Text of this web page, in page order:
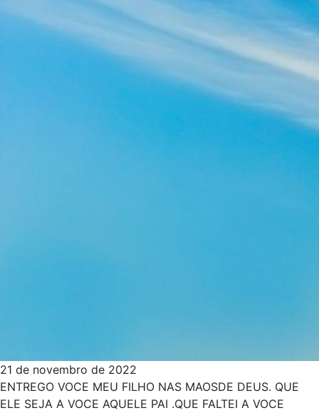
21 de novembro de 2022
ENTREGO VOCE MEU FILHO NAS MAOSDE DEUS. QUE
ELE SEJA A VOCE AQUELE PAI .QUE FALTEI A VOCE